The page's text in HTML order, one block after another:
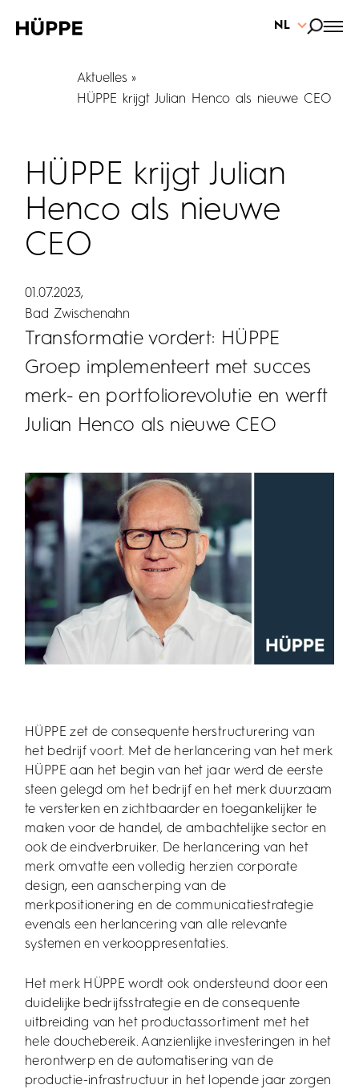
NL
Aktuelles
HÜPPE krijgt Julian Henco als nieuwe CEO
HÜPPE krijgt Julian
Henco als nieuwe
CEO
01.07.2023
Bad Zwischenahn
Transformatie vordert: HÜPPE
Groep implementeert met succes
merk- en portfoliorevolutie en werft
Julian Henco als nieuwe CEO
HÜPPE zet de consequente herstructurering van
het bedrijf voort. Met de herlancering van het merk
HÜPPE aan het begin van het jaar werd de eerste
steen gelegd om het bedrijf en het merk duurzaam
te versterken en zichtbaarder en toegankelijker te
maken voor de handel, de ambachtelijke sector en
ook de eindverbruiker. De herlancering van het
merk omvatte een volledig herzien corporate
design, een aanscherping van de
merkpositionering en de communicatiestrategie
evenals een herlancering van alle relevante
systemen en verkooppresentaties.
Het merk HÜPPE wordt ook ondersteund door een
duidelijke bedrijfsstrategie en de consequente
uitbreiding van het productassortiment met het
hele douchebereik. Aanzienlijke investeringen in het
herontwerp en de automatisering van de
productie-infrastructuur in het lopende jaar zorgen